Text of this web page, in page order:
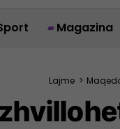
Magazina
Lajme >